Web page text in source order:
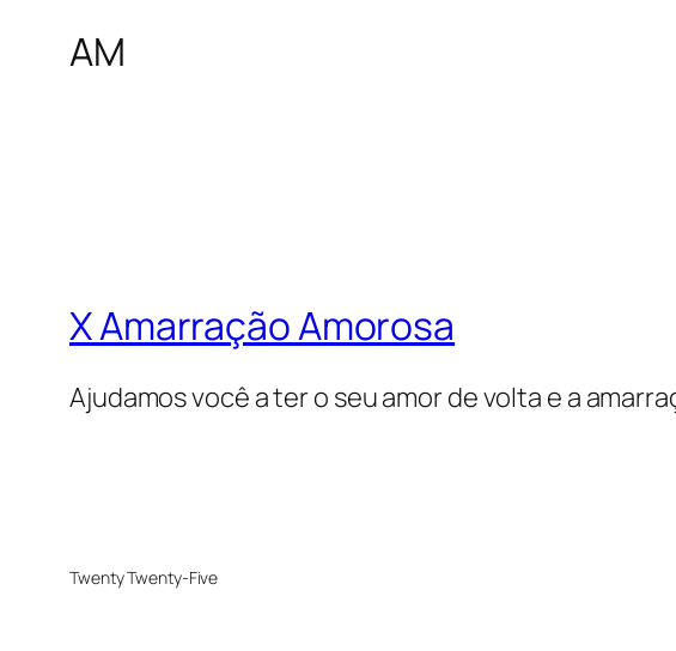
AM
X Amarração Amorosa
Ajudamos você a ter o seu amor de volta e a
Twenty Twenty-Five